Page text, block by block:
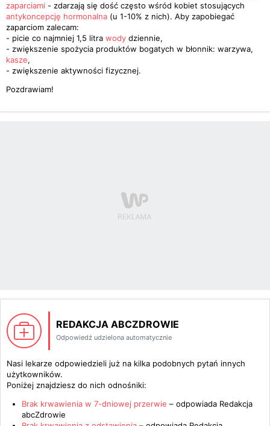
zaparciami - zdarzają się dość często wśród kobiet stosujących
antykoncepcję hormonalna (u 1-10% z nich). Aby zapobiegać
zaparciom zalecam:
- picie co najmniej 1,5 litra wody dziennie,
- zwiększenie spożycia produktów bogatych w błonnik: warzywa,
kasze,
- zwiększenie aktywności fizycznej.
Pozdrawiam!
REDAKCJA ABCZDROWIE
Odpowiedź udzielona automatycznie
Nasi lekarze odpowiedzieli już na kilka podobnych pytań innych
użytkowników.
Poniżej znajdziesz do nich odnośniki:
Brak krwawienia w 7-dniowej przerwie – odpowiada Redakcja
abcZdrowie